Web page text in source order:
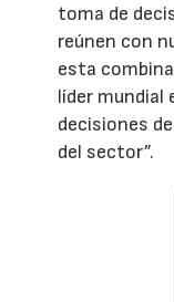
toma de
reúnen con
esta
líder mundial
decisiones
del sector”.